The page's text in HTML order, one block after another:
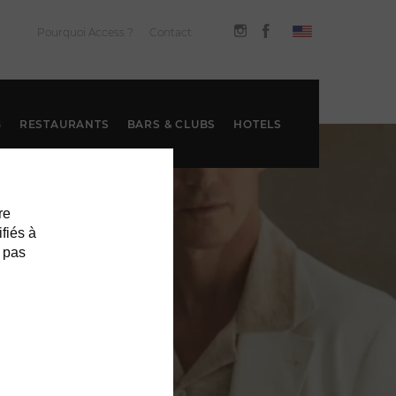
Pourquoi Access ? Contact
RESTAURANTS BARS & CLUBS HOTELS
à
pas